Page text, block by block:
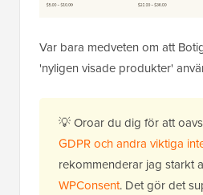
Var bara medveten om att
'nyligen visade produkter'
💡 Oroar du dig för att
GDPR och andra viktiga
rekommenderar jag starkt
WPConsent. Det gör det